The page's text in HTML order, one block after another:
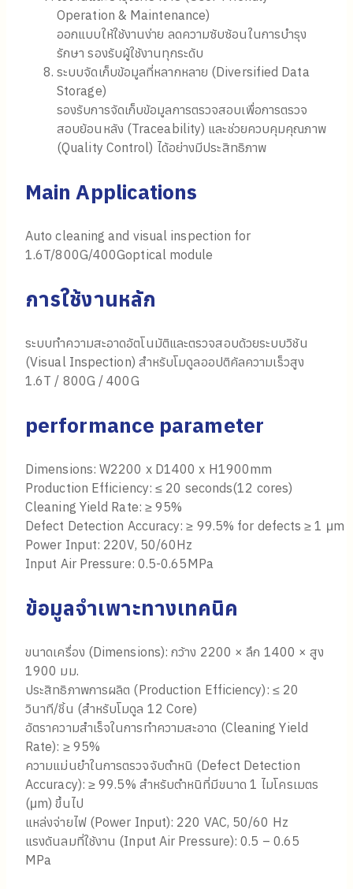
Operation & Maintenance)
ออกแบบให้ใช้งานง่าย ลดความซับซ้อนในการบำรุง
รักษา รองรับผู้ใช้งานทุกระดับ
ระบบจัดเก็บข้อมูลที่หลากหลาย (Diversified Data
Storage)
รองรับการจัดเก็บข้อมูลการตรวจสอบเพื่อการตรวจ
สอบย้อนหลัง (Traceability) และช่วยควบคุมคุณภาพ
(Quality Control) ได้อย่างมีประสิทธิภาพ
Main Applications
Auto cleaning and visual inspection for
1.6T/800G/400Goptical module
การใช้งานหลัก
ระบบทำความสะอาดอัตโนมัติและตรวจสอบด้วยระบบวิชัน
(Visual Inspection) สำหรับโมดูลออปติคัลความเร็วสูง
1.6T / 800G / 400G
performance parameter
Dimensions: W2200 x D1400 x H1900mm
Production Efficiency: ≤ 20 seconds(12 cores)
Cleaning Yield Rate: ≥ 95%
Defect Detection Accuracy: ≥ 99.5% for defects ≥ 1 μm
Power Input: 220V, 50/60Hz
Input Air Pressure: 0.5-0.65MPa
ข้อมูลจำเพาะทางเทคนิค
ขนาดเครื่อง (Dimensions): กว้าง 2200 × ลึก 1400 × สูง
1900 มม.
ประสิทธิภาพการผลิต (Production Efficiency): ≤ 20
วินาที/ชิ้น (สำหรับโมดูล 12 Core)
อัตราความสำเร็จในการทำความสะอาด (Cleaning Yield
Rate): ≥ 95%
ความแม่นยำในการตรวจจับตำหนิ (Defect Detection
Accuracy): ≥ 99.5% สำหรับตำหนิที่มีขนาด 1 ไมโครเมตร
(μm) ขึ้นไป
แหล่งจ่ายไฟ (Power Input): 220 VAC, 50/60 Hz
แรงดันลมที่ใช้งาน (Input Air Pressure): 0.5 – 0.65
MPa